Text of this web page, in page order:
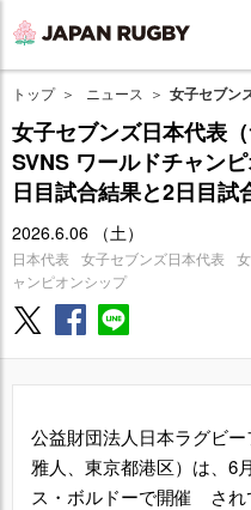
トップ ニュース 女子セブンズ日本代表（サクラセ
女子セブンズ日本代表
SVNS ワールドチャン
日目試合結果と2日目試
2026.6.06 （土）
日本代表 女子セブンズ日本代表
ャンピオンシップ
公益財団法人日本ラグビ
雅人、東京都港区）は、6
ス・ボルドーで開催 され